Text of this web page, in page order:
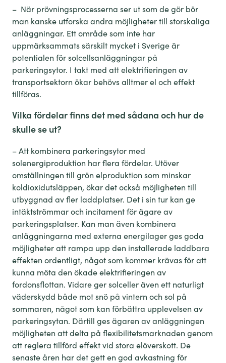
– När prövningsprocesserna ser ut som de gör bör
man kanske utforska andra möjligheter till storskaliga
anläggningar. Ettområde som inte har
uppmärksammatssärskilt mycket i Sverige är
potentialen för solcellsanläggningar på
parkeringsytor. I takt med att elektrifieringen av
transportsektorn ökar behövsalltmerel och effekt
tillföras.
Vilka fördelar finns det med sådana och hur de
skulle se ut?
–Att kombinera parkeringsytor med
solenergiproduktion har flera fördelar. Utöver
omställningen till grön elproduktion som minskar
koldioxidutsläppen, ökardet också möjligheten till
utbyggnad av fler laddplatser. Det i sin tur kan ge
intäktströmmar och incitamentförägare av
parkeringsplatser. Kan man även kombinera
anläggningarna med externa energilagerges goda
möjligheter att rampa upp den installerade laddbara
effekten ordentligt, något som kommer krävas för att
kunna möta den ökadeelektrifieringen av
fordonsflottan. Vidaregersolcelleräven ett naturligt
väderskydd både mot snö på vintern och sol på
sommaren, något som kan förbättra upplevelsen av
parkeringsytan. Därtill ges ägaren av anläggningen
möjligheten att delta på flexibilitetsmarknaden genom
att reglera tillförd effekt vid stora elöverskott. De
senaste åren har detgett en god avkastning för